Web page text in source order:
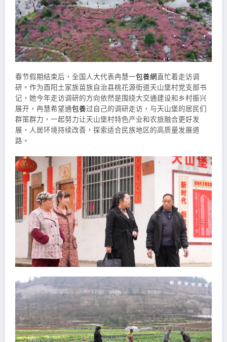
春节假期结束后，全国人大代表冉慧一包養網直忙着走访调
研。作为酉阳土家族苗族自治县桃花源街道天山堡村党支部书
记，她今年走访调研的方向依然是围绕大交通建设和乡村振兴
展开，冉慧希望通包養过自己的调研走访，与天山堡的居民们
群策群力，一起努力让天山堡村特色产业和农旅融合更好发
展、人居环境持续改善，探索适合民族地区的高质量发展道
路。